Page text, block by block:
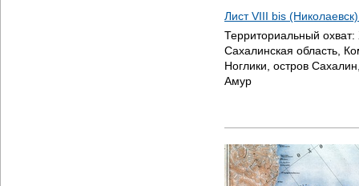
Лист VIII bis
Территориальный охват:
Сахалинская область,
Ноглики, остров
Амур